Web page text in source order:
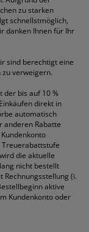
zu starken
schnellstmöglich,
danken Ihnen für Ihr
sind berechtigt eine
zu verweigern.
der bis auf 10 %
direkt in
automatisch
anderen Rabatte
die aktuelle
nicht bestellt
(i.
aktive
Kundenkonto oder